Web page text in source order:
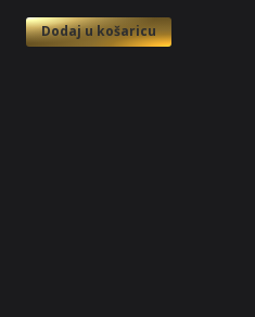
Dodaj u košaricu